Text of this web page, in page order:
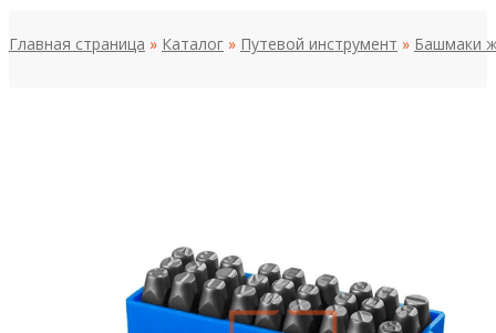
Главная страница » Каталог » Путевой инструмент » Башмаки